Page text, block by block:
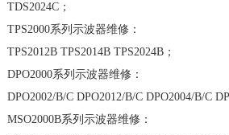
TDS2024C；
TPS2000系列示波器维修：
TPS2012B TPS2014B TPS2024B；
DPO2000系列示波器维修：
DPO2002/B/C DPO2012/B/C DPO2004/B/C
MSO2000B系列示波器维修：